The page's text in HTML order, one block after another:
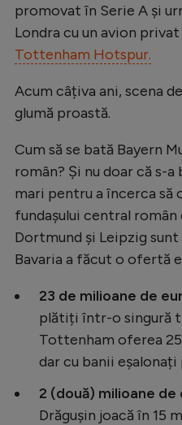
Rugby
Ciclism
JO 2024
Intră în cont
promovat în Serie A și
Londra cu un avion
Tottenham Hotspur.
Acum câțiva ani, scena
glumă proastă.
Cum să se bată Bayern
român? Și nu doar că s-
mari pentru a încerca să
fundașului central român
Dortmund și Leipzig
Bavaria a făcut o ofertă
23 de milioane de
plătiți într-o singură
Tottenham oferea
dar cu banii eșalonați
2 (două) milioane de
Drăgușin joacă în 15